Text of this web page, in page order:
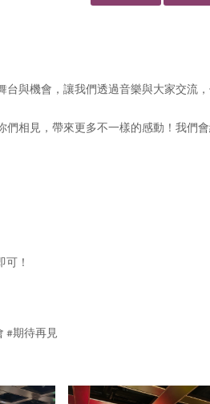
與機會，讓我們透過音樂與大家交流
相見，帶來更多不一樣的感動！我們
可！
#期待再見